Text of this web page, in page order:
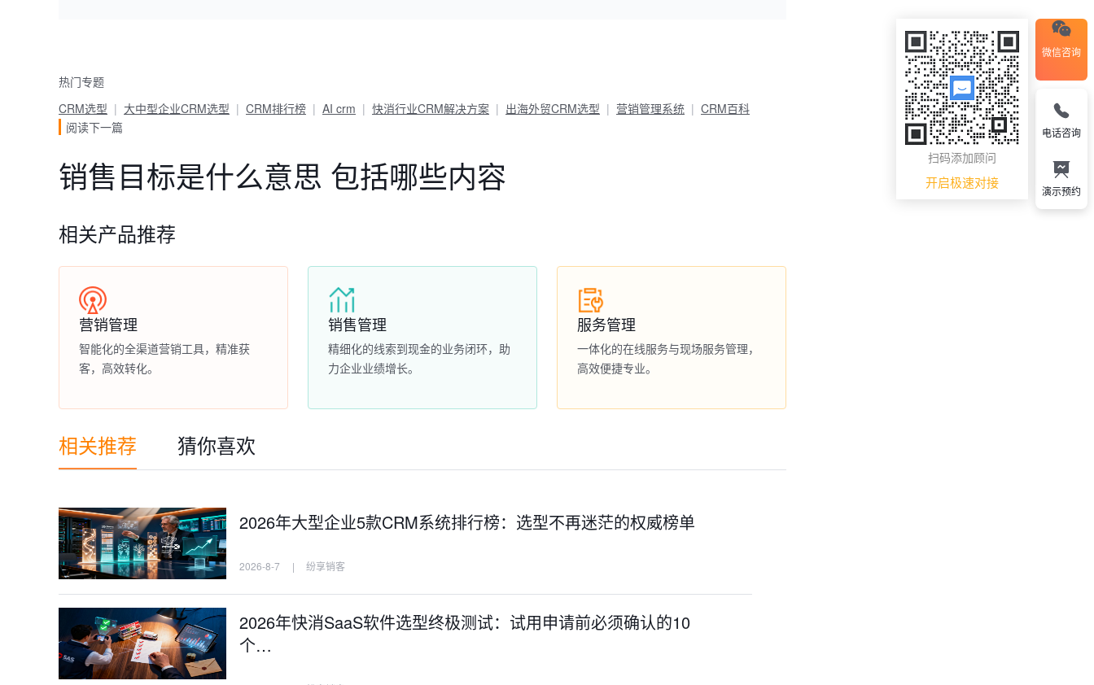
热门专题
CRM选型
大中型企业CRM选型 CRM排行榜 AI crm 快消行业CRM解决方案 出海外贸CRM选型 营销管理系统
CRM百科
阅读下一篇
销售目标是什么意思 包括哪些内容
相关产品推荐
营销管理
智能化的全渠道营销工具，精准获
客，高效转化。
销售管理
精细化的线索到现金的业务闭环，助
力企业业绩增长。
服务管理
一体化的在线服务与现场服务管理，
高效便捷专业。
相关推荐 猜你喜欢
2026年大型企业5款CRM系统排行榜：选型不再迷茫的权威榜单
2026-8-7 | 纷享销客
2026年快消SaaS软件选型终极测试：试用申请前必须确认的10
个…
微信咨询
扫码添加顾问
开启极速对接
电话咨询
演示预约